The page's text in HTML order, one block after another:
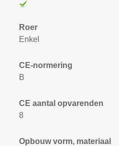
Roer
Enkel
CE-normering
B
CE aantal opvarenden
8
Opbouw vorm, materiaal